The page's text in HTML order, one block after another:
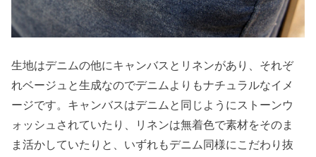
生地はデニムの他にキャンバスとリネンがあり、それぞ
れベージュと生成なのでデニムよりもナチュラルなイメ
ージです。キャンバスはデニムと同じようにストーンウ
ォッシュされていたり、リネンは無着色で素材をそのま
ま活かしていたりと、いずれもデニム同様にこだわり抜